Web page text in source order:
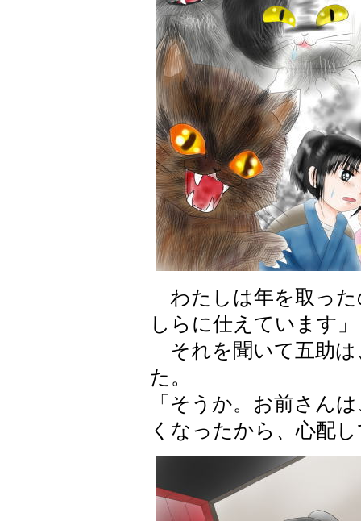
わたしは年を取った
しらに仕えています」
それを聞いて五助は
た。
「そうか。お前さん
くなったから、心配